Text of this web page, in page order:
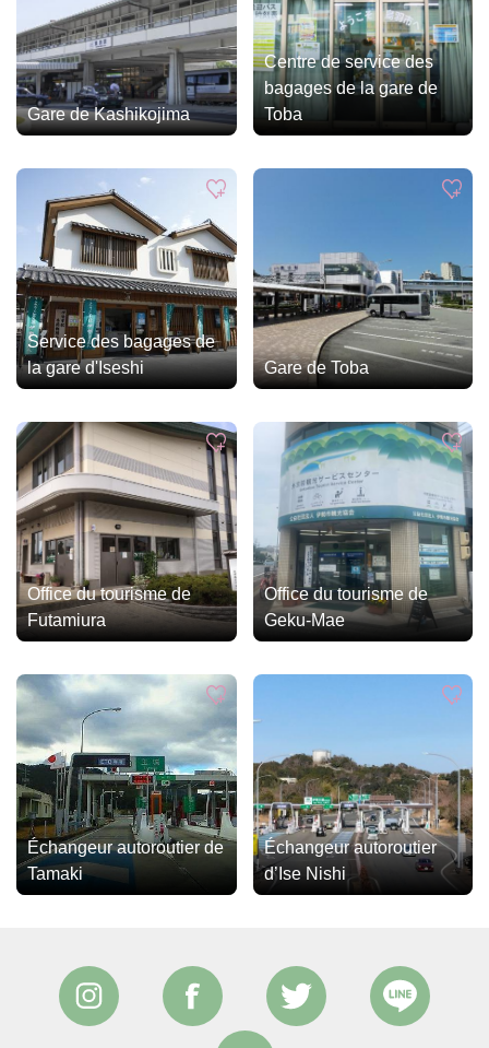
Gare de Kashikojima
Centre de service des
bagages de la gare de
Toba
Service des bagages de
la gare d'Iseshi
Gare de Toba
Office du tourisme de
Futamiura
Office du tourisme de
Geku-Mae
Échangeur autoroutier de
Tamaki
Échangeur autoroutier
d’Ise Nishi